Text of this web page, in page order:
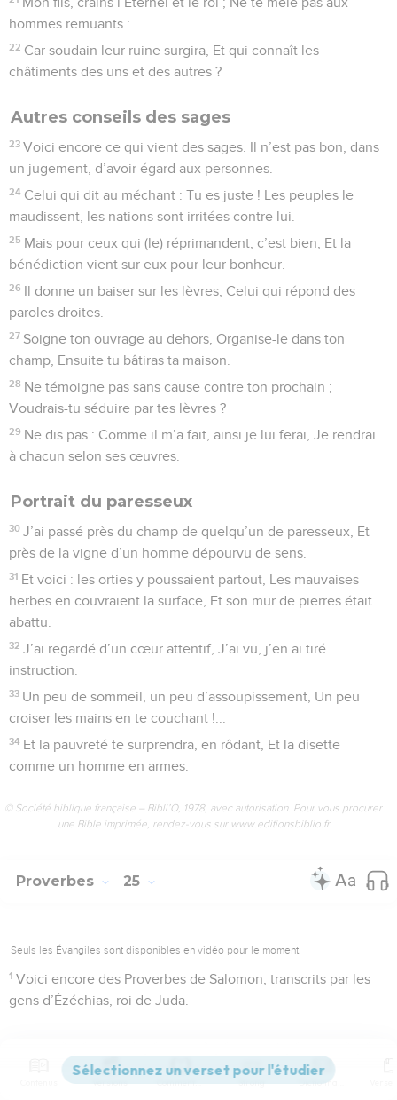
hommes remuants :
22 Car soudain leur ruine surgira, Et qui connaît les
châtiments des uns et des autres ?
Autres conseils des sages
23 Voici encore ce qui vient des sages. Il n’est pas bon, dans
un jugement, d’avoir égard aux personnes.
24 Celui qui dit au méchant : Tu es juste ! Les peuples le
maudissent, les nations sont irritées contre lui.
25 Mais pour ceux qui (le) réprimandent, c’est bien, Et la
bénédiction vient sur eux pour leur bonheur.
26 Il donne un baiser sur les lèvres, Celui qui répond des
paroles droites.
27 Soigne ton ouvrage au dehors, Organise-le dans ton
champ, Ensuite tu bâtiras ta maison.
28 Ne témoigne pas sans cause contre ton prochain ;
Voudrais-tu séduire par tes lèvres ?
29 Ne dis pas : Comme il m’a fait, ainsi je lui ferai, Je rendrai
à chacun selon ses œuvres.
Portrait du paresseux
30 J’ai passé près du champ de quelqu’un de paresseux, Et
près de la vigne d’un homme dépourvu de sens.
31 Et voici : les orties y poussaient partout, Les mauvaises
herbes en couvraient la surface, Et son mur de pierres était
abattu.
32 J’ai regardé d’un cœur attentif, J’ai vu, j’en ai tiré
instruction.
33 Un peu de sommeil, un peu d’assoupissement, Un peu
croiser les mains en te couchant !...
34 Et la pauvreté te surprendra, en rôdant, Et la disette
comme un homme en armes.
© Société biblique française – Bibli’O, 1978, avec autorisation. Pour vous procurer
une Bible imprimée, rendez-vous sur www.editionsbiblio.fr
Proverbes 25
Seuls les Évangiles sont disponibles en vidéo pour le moment.
1 Voici encore des Proverbes de Salomon, transcrits par les
gens d’Ézéchias, roi de Juda.
La gloire de Dieu, c’est de cacher les choses ; La gloire des
Versions Commentaires Strong